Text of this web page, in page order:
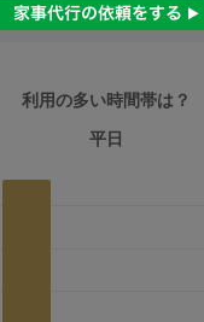
約をキャンセルする場合
2回まで隔週定期は月1
ないです。(2026/08/08 時点
利用の多い時間帯は？
平日